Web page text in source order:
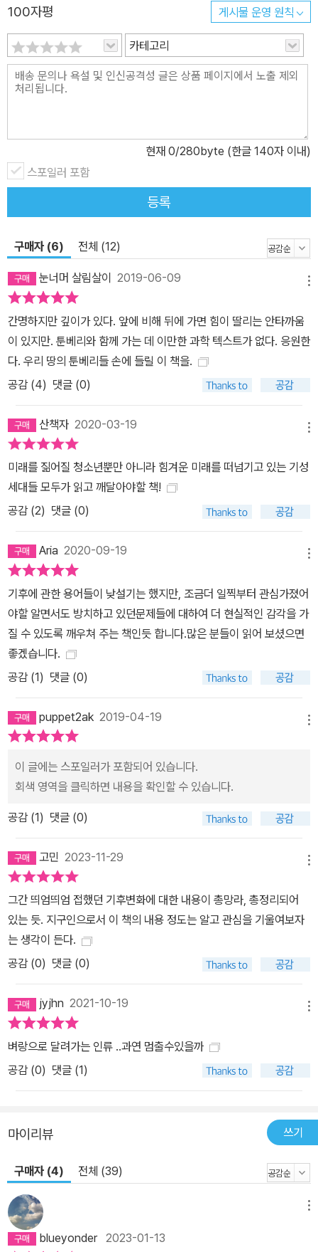
이 어디냐에 과도하게 초점이 맞춰져 있는 경향이 있다. 하지만 이 책
에서는 오염먼지 때문에 생기는 피해는 산업이 발전하면서 나타난 피
할 수 없는 부작용이며, 우리도 이 책임에서 자유로울 수 없음을 강조
한다. 19세기 스웨덴은 영국에서 날아오는 매연 때문에 ‘검은 장막이
씌워진’ 듯한 하늘을 보고 살아야 했다. 과거 로스엔젤레스에는 자동
기 질을 보유하고 있다. 어떻게 그럴 수 있었을까? 국가와 사회가 나
서서 체계적으로 관리하고 노력했기 때문이다. 우리는 중국이 미세먼
지 문제의 원인이라고 비난하지만, 중요한 무역 상대국인 중국이 공
장 가동을 멈추게 되면 우리도 상당한 피해를 보게 될 것을 불 보듯 뻔
오염원 배출 현황도 가볍게 볼 수 없는 상황이다. 미세먼지를 배출함
으로써 얻는 편익을 누리면서, 동시에 그에 따르는 불편을 피할 수는
없다는 것이다. 이 책은 더 근본적인 차원에서 고민을 해야 할 때라고
말한다. 요즘 인공강우나 거대 공기청정기처럼 미세먼지 농도를 줄일
수 있는 다양한 대책이 제시되지만, 그런 사실 그런 것들은 과학적 검
의도가 아니라고 묻는다. 미세먼지 감축을 위한 기준 강화, 규제 강화
줄일 수 있다. 그런데 이런 일들을 추진하면 비용이 많이 들고 이해관
계가 충돌하며 논란이 일어난다. 그렇기 때문에 비상 대책 등을 언급
하며 대중의 관심을 돌리려는 것이 아닌지 의심하는 것이다. 이 책에
서는 미세먼지 해결을 둘러싼 시도들은 우리 사회가 수준과 실력을
가늠할 수 있는 척도가 될 것이라 예언한다. 정치, 경제, 외교, 안보까
지 모든 분야에서 변수가 된 기후변화의 위력 우리는 기후변화 문제
를 생태 문제로 인식한다. 기후변화가 일어나서 빙하가 녹으면 북극
곰이 살 수 없다는 식이다. 물론 생물다양성과 생태 환경도 우리가 포
기할 수 없는 영역이다. 그런데 기후변화는 모든 곳에서 치명적인 문
제를 일으킨다. 일단 경제적인 차원이다. 탄소 배출은 기후변화를 일
으켰고 지구적으로 많은 사람이 피해를 보고 있다. 그런 측면에서 기
후변화를 경제학에서 이야기하는 ‘외부효과’로 볼 수 있을 것이다. 런
던정치경제대학교 니콜러스 스턴(Nicholas Stern) 교수가 발표한
이번 세기 중반에 이 외부효과로 발생하는 비용이 세계 GDP의 5~2
0퍼센트에 이를 것이라고 한다. 반면 지금 당장 대응에 나설 경우 기
경제적으로 봤을 때 우리는 현재 막대한 빚을 미래 세대에 지우는 셈
이다. 안보 측면에서도 기후변화가 치명적인 결과를 불러온 사례를
찾아볼 수 있다. 미국 CIA 출신들이 중심이 된 국제전략연구소(CSI
문에 이주와 이민이 대거 증가하면서 인종과 종교, 식량 갈등이 새롭
게 조성될 것이라 예상했다. 그 예로 21세기 들어 최악의 인종 청소가
풍의 영향으로 강수량이 40% 이상 감소하자, 유목 생활을 하던 아랍
계는 사람들은 아프리카계 사람들이 농사를 짓던 농지를 침범했다.
피부색도 다르고 종교도 다른 두 집단 간의 갈등은, 겉으로 봤을 때는
인종전쟁이나 종교전쟁이지만, 실상은 기후변화로 촉발된 기후전쟁
인으로 기후변화를 언급하며 국가 안보에 기후변화가 심각한 위협이
될 수도 있다고 말했다. 지금까지 일어난 환경 파괴나 재난은 지역적
인 성격을 보였다. 하지만 오늘날 일어나는 기후변화 문제는 지구적
이라는 특징을 갖는다. 2010년 러시아에는 가뭄이 찾아왔고, 러시아
정부는 밀 생산량 부족을 우려해 수출을 제한했다. 그러자 밀 가격이
화는 단순히 자연을 파괴하는 데서 그치는 것이 아니라 인간이 만든
사회 시스템에도 균열을 내고 있다. 아직 상대적으로 그 영향이 크지
않지만, 우리도 거대한 흐름에서 안전할 수는 없을 것이다. 과학자의
과학원 초대 원장이다. 이 책의 ‘나오는 말_ 국가과학기술의 연구개발
은 어떠해야 하는가?’에서 그는 과학자이자 공직자로서 겪었던 여러
고뇌와 아쉬움을 드러내며, 우리나라 국립 연구 조직이 가야 할 길을
100자평 게시물 운영 원칙
카테고리
현재 0/280byte (한글 140자 이내)
스포일러 포함
등록
구매자 (6) 전체 (12)
눈너머 살림살이 2019-06-09
간명하지만 깊이가 있다. 앞에 비해 뒤에 가면 힘이 딸리는 안타까움
이 있지만. 툰베리와 함께 가는 데 이만한 과학 텍스트가 없다. 응원한
다. 우리 땅의 툰베리들 손에 들릴 이 책을.
공감 (4) 댓글 (0)
산책자 2020-03-19
미래를 짊어질 청소년뿐만 아니라 힘겨운 미래를 떠넘기고 있는 기성
세대들 모두가 읽고 깨달아야할 책!
공감 (2) 댓글 (0)
Aria 2020-09-19
기후에 관한 용어들이 낮설기는 했지만, 조금더 일찍부터 관심가졌어
야할 알면서도 방치하고 있던문제들에 대하여 더 현실적인 감각을 가
질 수 있도록 깨우쳐 주는 책인듯 합니다.많은 분들이 읽어 보셨으면
좋겠습니다.
공감 (1) 댓글 (0)
puppet2ak 2019-04-19
이 글에는 스포일러가 포함되어 있습니다.
회색 영역을 클릭하면 내용을 확인할 수 있습니다.
공감 (1) 댓글 (0)
고민 2023-11-29
그간 띄엄띄엄 접했던 기후변화에 대한 내용이 총망라, 총정리되어
있는 듯. 지구인으로서 이 책의 내용 정도는 알고 관심을 기울여보자
는 생각이 든다.
공감 (0) 댓글 (0)
jyjhn 2021-10-19
벼랑으로 달려가는 인류 ..과연 멈출수있을까
공감 (0) 댓글 (1)
마이리뷰 쓰기
구매자 (4) 전체 (39)
blueyonder2023-01-13